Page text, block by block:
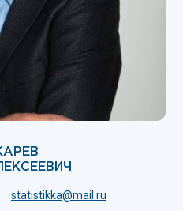
statistikka@mail.ru